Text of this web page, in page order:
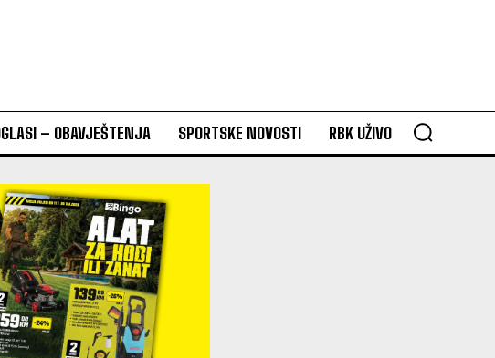
– OBAVJEŠTENJA SPORTSKE NOVOSTI RBK UŽIVO